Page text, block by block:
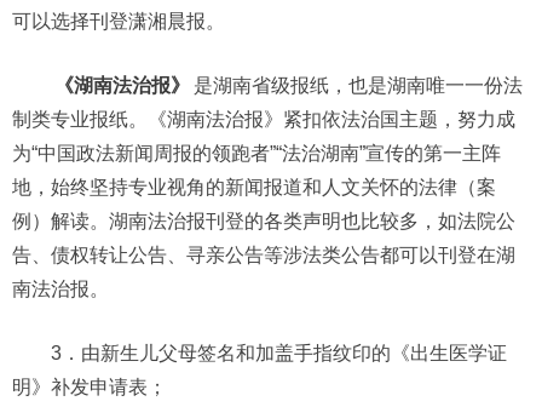
可以选择刊登潇湘晨报。
《湖南法治报》
是湖南省级报纸，也是湖南唯一一份法
制类专业报纸。《湖南法治报》紧扣依法治国主题，努力成
为“中国政法新闻周报的领跑者”“法治湖南”宣传的第一主阵
地，始终坚持专业视角的新闻报道和人文关怀的法律（案
例）解读。湖南法治报刊登的各类声明也比较多，如法院公
告、债权转让公告、寻亲公告等涉法类公告都可以刊登在湖
南法治报。
3．由新生儿父母签名和加盖手指纹印的《出生医学证
明》补发申请表；